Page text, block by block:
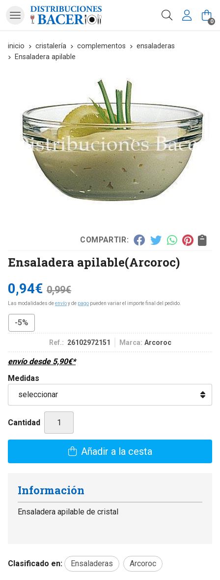
Buscar 0
inicio cristalería complementos
ensaladeras
Ensaladera apilable
COMPARTIR:
Ensaladera apilable(Arcoroc)
0,94€ 0,99€
Las modalidades deenvíoy de pago pueden variar el importe final del pedido.
-5%
Ref.: 26102972151 Marca: Arcoroc
envío desde 5,90€*
Medidas
Cantidad
Añadir a la cesta
Información
Ensaladera apilable de cristal
Clasificado en: Ensaladeras Arcoroc